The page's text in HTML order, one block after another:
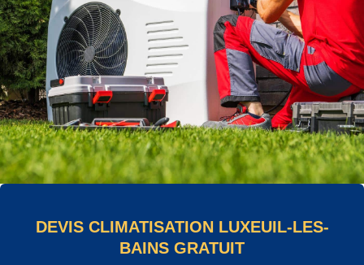
DEVIS CLIMATISATION LUXEUIL-LES-
BAINS GRATUIT